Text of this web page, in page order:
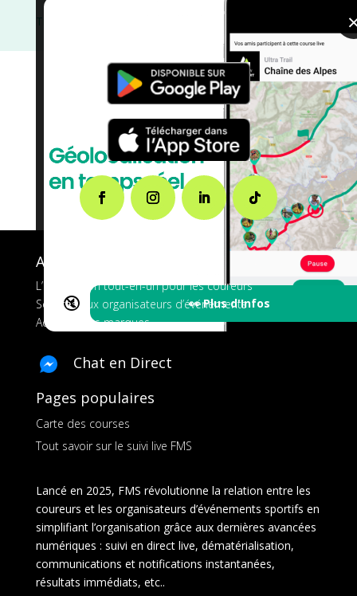
🔇 👀 Plus d'Infos
Trail
Dénivelé Montagne/courses
A propos de FMS
L’application tout-en-un pour les coureurs
Services aux organisateurs d’événements
Ads pour les marques
Chat en Direct
Pages populaires
Carte des courses
Tout savoir sur le suivi live FMS
Lancé en 2025, FMS révolutionne la relation entre les
coureurs et les organisateurs d’événements sportifs en
simplifiant l’organisation grâce aux dernières avancées
numériques : suivi en direct live, dématérialisation,
communications et notifications instantanées,
résultats immédiats, etc..